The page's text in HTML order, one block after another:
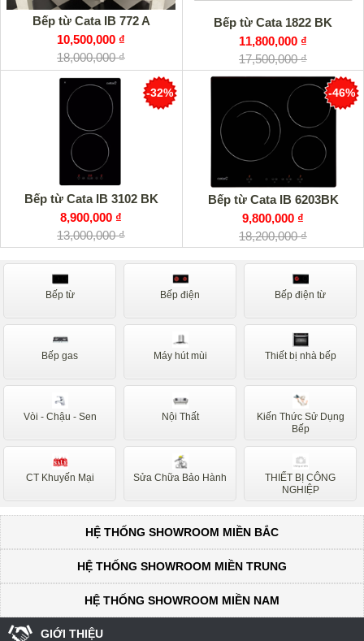
Bếp từ Cata IB 772 A
10,500,000 ₫
18,000,000 ₫
Bếp từ Cata 1822 BK
11,800,000 ₫
17,500,000 ₫
Bếp từ Cata IB 3102 BK
8,900,000 ₫
13,000,000 ₫
-32%
Bếp từ Cata IB 6203BK
9,800,000 ₫
18,200,000 ₫
-46%
Bếp từ Bếp điện Bếp điện từ
Bếp gas Máy hút mùi Thiết bị nhà bếp
Vòi - Chậu - Sen Nội Thất
Kiến Thức Sử Dụng
Bếp
CT Khuyến Mại Sửa Chữa Bảo Hành
THIẾT BỊ CÔNG
NGHIỆP
HỆ THỐNG SHOWROOM MIỀN BẮC
HỆ THỐNG SHOWROOM MIỀN TRUNG
HỆ THỐNG SHOWROOM MIỀN NAM
GIỚI THIỆU